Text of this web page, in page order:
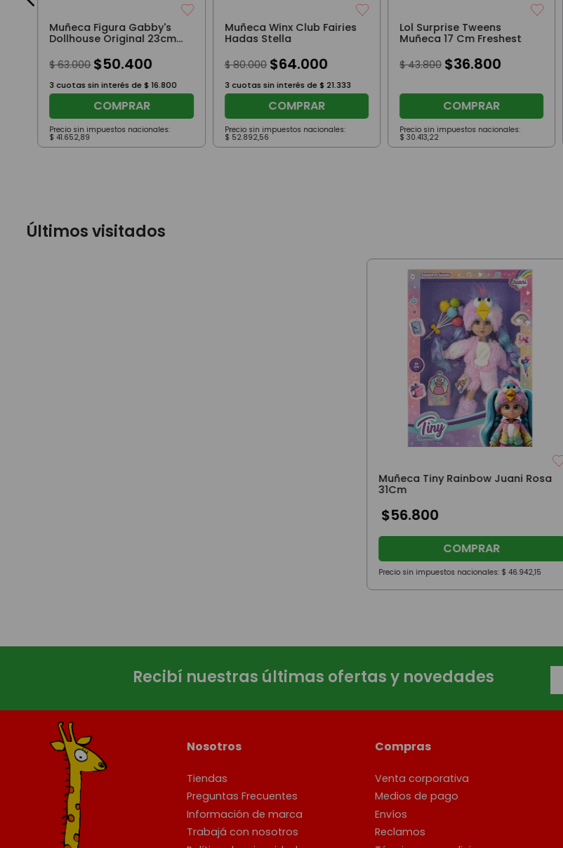
Muñeca Figura Gabby's
Dollhouse Original 23cm
$ 63.000 $50.400
3 cuotas sin interés de $ 16.800
COMPRAR
Precio sin impuestos nacionales:
$ 41.652,89
Muñeca Winx Club Fairies
Hadas Stella
$ 80.000 $64.000
3cuotas sin interés de $21.333
COMPRAR
Precio sin impuestos nacionales:
$ 52.892,56
Lol Surprise Tweens
Muñeca 17 Cm Freshest
$ 43.800 $36.800
COMPRAR
Precio sin impuestos nacionales:
$ 30.413,22
Últimos visitados
Muñeca Tiny Rainbow Juani Rosa
31Cm
$56.800
COMPRAR
Precio sin impuestos nacionales: $ 46.942,15
Recibí nuestras últimas ofertas y novedades
Nosotros
Tiendas
Preguntas Frecuentes
Información de marca
Trabajá con nosotros
Compras
Venta corporativa
Medios de pago
Envíos
Reclamos